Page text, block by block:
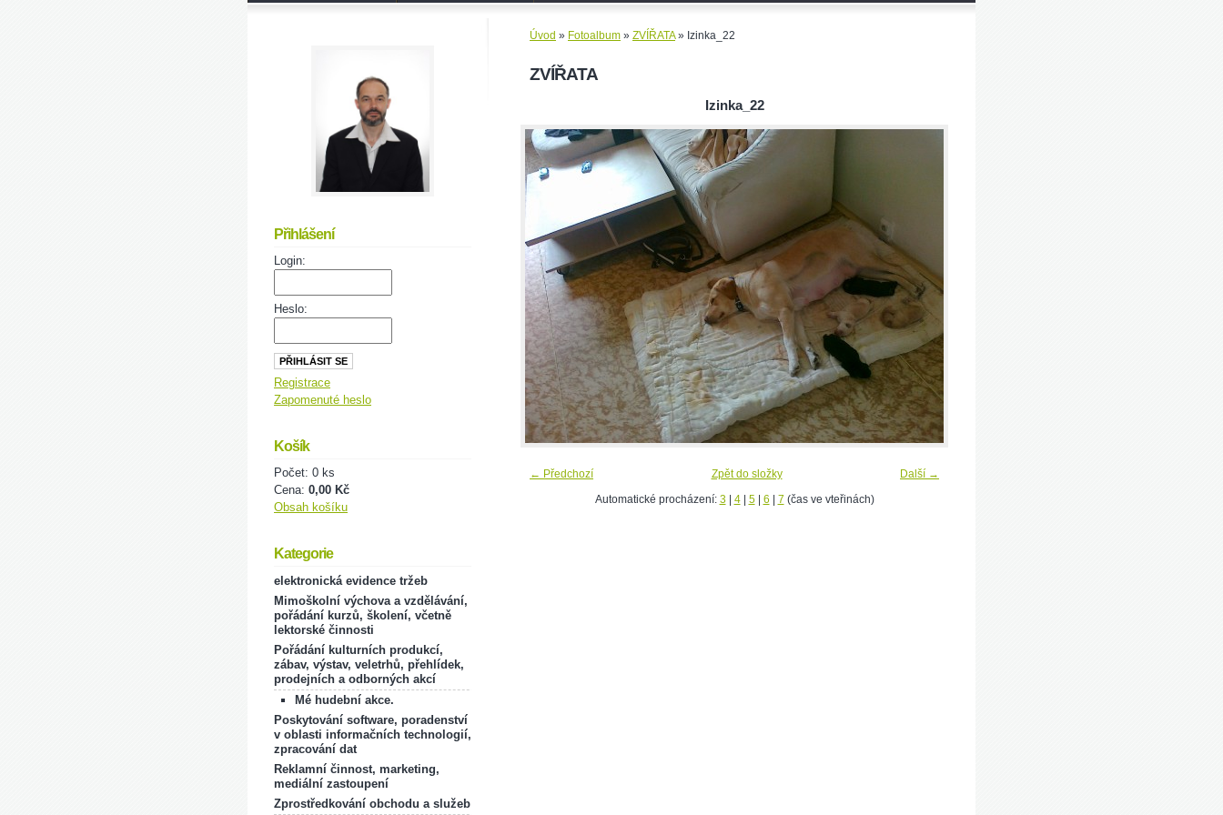
Úvod » Fotoalbum » ZVÍŘATA» Izinka_22
ZVÍŘATA
Izinka_22
← Předchozí Další →
Zpět do složky
Automatické procházení: 3| 4| 5| 6 7 (čas ve vteřinách)
Přihlášení
Login:
Heslo:
Registrace
Zapomenuté heslo
Košík
Počet: 0 ks
Cena: 0,00 Kč
Obsah košíku
Kategorie
elektronická evidence tržeb
Mimoškolní výchova a vzdělávání,
pořádání kurzů, školení, včetně
lektorské činnosti
Pořádání kulturních produkcí,
zábav, výstav, veletrhů, přehlídek,
prodejních a odborných akcí
Mé hudební akce.
Poskytování software, poradenství
v oblasti informačních technologií,
zpracování dat
Reklamní činnost, marketing,
mediální zastoupení
Zprostředkování obchodu a služeb